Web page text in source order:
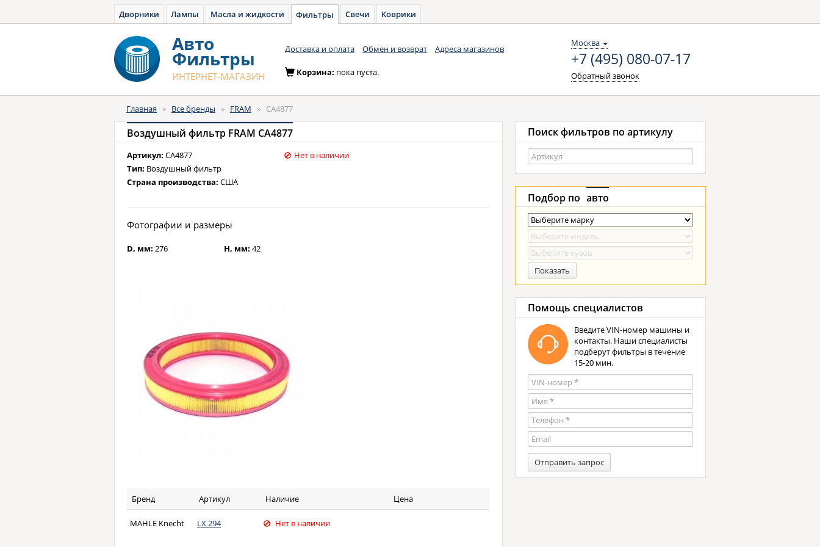
Дворники Лампы Масла и жидкости Фильтры Свечи Коврики
Авто
Фильтры
ИНТЕРНЕТ-МАГАЗИН
Доставка и оплата Обмен и возврат Адреса магазинов
Москва
+7 (495) 080-07-17
Обратный звонок
Корзина: пока пуста.
Главная » Все бренды » FRAM » CA4877
Воздушный фильтр FRAM CA4877
Артикул: CA4877
Тип: Воздушный фильтр
Страна производства: США
Нет в наличии
Фотографии и размеры
D, мм: 276 H, мм: 42
Бренд Артикул Наличие Цена
MAHLE Knecht LX 294 Нет в наличии
Поиск фильтров по артикулу
Подбор по авто
Показать
Помощь специалистов
Введите VIN-номер машины и
контакты. Наши специалисты
подберут фильтры в течение
15-20 мин.
Отправить запрос